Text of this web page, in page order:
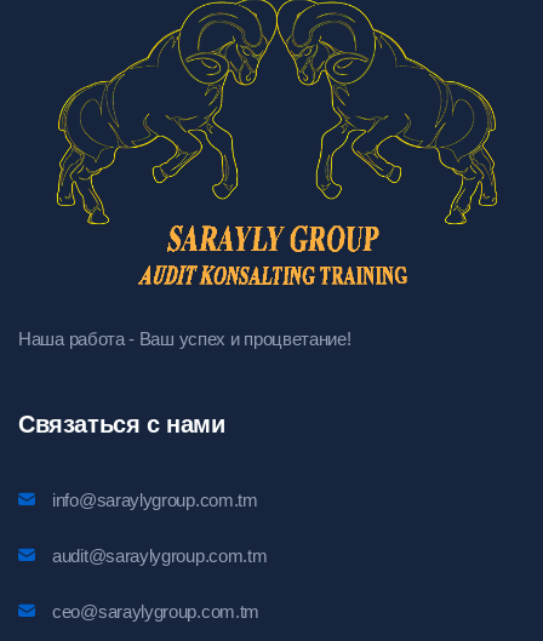
Наша работа - Ваш успех и процветание!
Связаться с нами
info@saraylygroup.com.tm
audit@saraylygroup.com.tm
ceo@saraylygroup.com.tm